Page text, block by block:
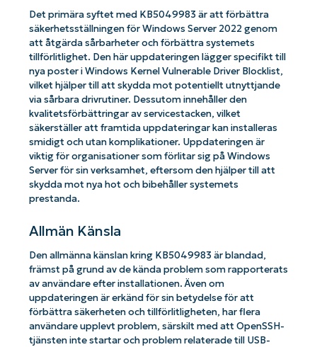
Det primära syftet med KB5049983 är att förbättra
säkerhetsställningen för Windows Server 2022 genom
att åtgärda sårbarheter och förbättra systemets
tillförlitlighet. Den här uppdateringen lägger specifikt till
nya poster i Windows Kernel Vulnerable Driver Blocklist,
vilket hjälper till att skydda mot potentiellt utnyttjande
via sårbara drivrutiner. Dessutom innehåller den
kvalitetsförbättringar av servicestacken, vilket
säkerställer att framtida uppdateringar kan installeras
smidigt och utan komplikationer. Uppdateringen är
viktig för organisationer som förlitar sig på Windows
Server för sin verksamhet, eftersom den hjälper till att
skydda mot nya hot och bibehåller systemets
prestanda.
Allmän Känsla
Den allmänna känslan kring KB5049983 är blandad,
främst på grund av de kända problem som rapporterats
av användare efter installationen. Även om
uppdateringen är erkänd för sin betydelse för att
förbättra säkerheten och tillförlitligheten, har flera
användare upplevt problem, särskilt med att OpenSSH-
tjänsten inte startar och problem relaterade till USB-